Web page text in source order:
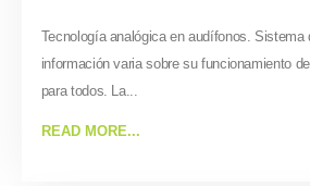
Tecnología analógica en audífonos. Sistema
información varia sobre su funcionamiento
para todos. La...
READ MORE...